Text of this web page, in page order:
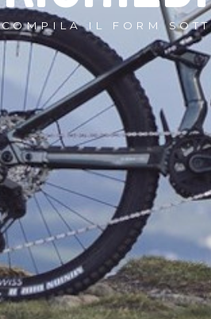
COMPILA IL FORM